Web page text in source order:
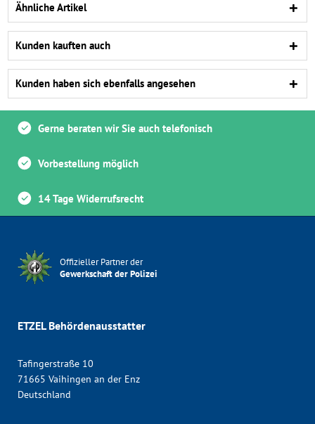
Ähnliche Artikel
Kunden kauften auch
Kunden haben sich ebenfalls angesehen
Gerne beraten wir Sie auch telefonisch
Vorbestellung möglich
14 Tage Widerrufsrecht
Offizieller Partner der
Gewerkschaft der Polizei
ETZEL Behördenausstatter
Tafingerstraße 10
71665 Vaihingen an der Enz
Deutschland